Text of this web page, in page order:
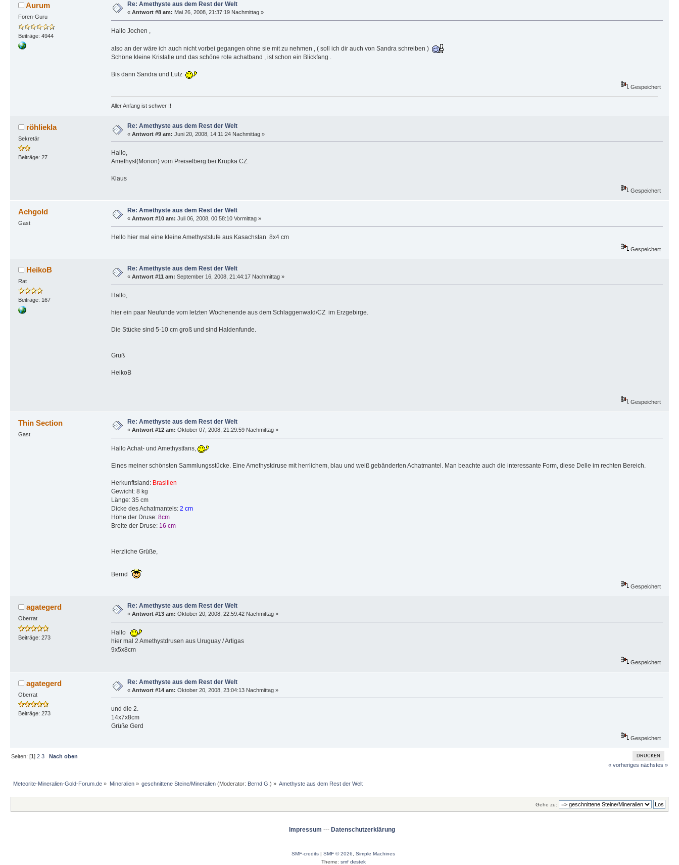
Aurum
Foren-Guru
Beiträge: 4944
Re: Amethyste aus dem Rest der Welt
« Antwort #8 am: Mai 26, 2008, 21:37:19 Nachmittag »
Hallo Jochen ,
also an der wäre ich auch nicht vorbei gegangen ohne sie mit zu nehmen , ( soll ich dir auch von Sandra schreiben )
Schöne kleine Kristalle und das schöne rote achatband , ist schon ein Blickfang .
Bis dann Sandra und Lutz
Gespeichert
Aller Anfang ist schwer !!
röhliekla
Sekretär
Beiträge: 27
Re: Amethyste aus dem Rest der Welt
« Antwort #9 am: Juni 20, 2008, 14:11:24 Nachmittag »
Hallo,
Amethyst(Morion) vom Preiselberg bei Krupka CZ.
Klaus
Gespeichert
Achgold
Gast
Re: Amethyste aus dem Rest der Welt
« Antwort #10 am: Juli 06, 2008, 00:58:10 Vormittag »
Hello hier mal eine kleine Amethyststufe aus Kasachstan 8x4 cm
Gespeichert
HeikoB
Rat
Beiträge: 167
Re: Amethyste aus dem Rest der Welt
« Antwort #11 am: September 16, 2008, 21:44:17 Nachmittag »
Hallo,
hier ein paar Neufunde vom letzten Wochenende aus dem Schlaggenwald/CZ im Erzgebirge.
Die Stücke sind 5-10 cm groß und sind Haldenfunde.
Gruß
HeikoB
Gespeichert
Thin Section
Gast
Re: Amethyste aus dem Rest der Welt
« Antwort #12 am: Oktober 07, 2008, 21:29:59 Nachmittag »
Hallo Achat- und Amethystfans,
Eines meiner schönsten Sammlungsstücke. Eine Amethystdruse mit herrlichem, blau und weiß gebänderten Achatmantel. Man beachte auch die interessante Form, diese Delle im rechten Bereich.
Herkunftsland: Brasilien
Gewicht: 8 kg
Länge: 35 cm
Dicke des Achatmantels: 2 cm
Höhe der Druse: 8cm
Breite der Druse: 16 cm
Herzliche Grüße,
Bernd
Gespeichert
agategerd
Oberrat
Beiträge: 273
Re: Amethyste aus dem Rest der Welt
« Antwort #13 am: Oktober 20, 2008, 22:59:42 Nachmittag »
Hallo
hier mal 2 Amethystdrusen aus Uruguay / Artigas
9x5x8cm
Gespeichert
agategerd
Oberrat
Beiträge: 273
Re: Amethyste aus dem Rest der Welt
« Antwort #14 am: Oktober 20, 2008, 23:04:13 Nachmittag »
und die 2.
14x7x8cm
Grüße Gerd
Gespeichert
DRUCKEN
Seiten: [1]2 3
Nach oben
« vorheriges nächstes »
Meteorite-Mineralien-Gold-Forum.de » Mineralien» geschnittene Steine/Mineralien(Moderator: Bernd G. ) » Amethyste aus dem Rest der Welt
Gehe zu:
Impressum --- Datenschutzerklärung
SMF-credits | SMF © 2026, Simple Machines
Theme: smf destek